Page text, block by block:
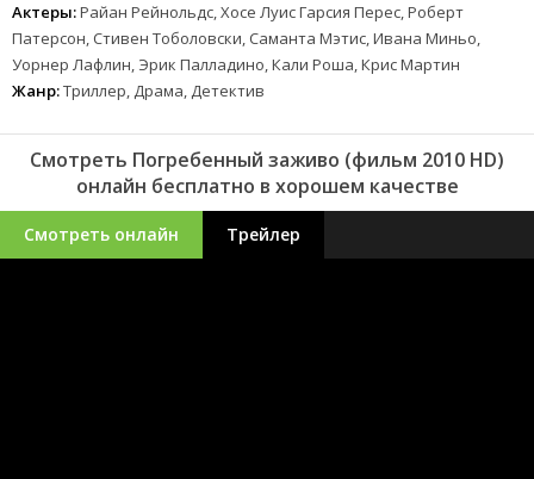
Актеры:Райан Рейнольдс, Хосе Луис Гарсия Перес, Роберт
Патерсон, Стивен Тоболовски, Саманта Мэтис, Ивана Миньо,
Уорнер Лафлин, Эрик Палладино, Кали Роша, Крис Мартин
Жанр:Триллер, Драма, Детектив
Смотреть Погребенный заживо (фильм 2010 HD)
онлайн бесплатно в хорошем качестве
Смотреть онлайн Трейлер